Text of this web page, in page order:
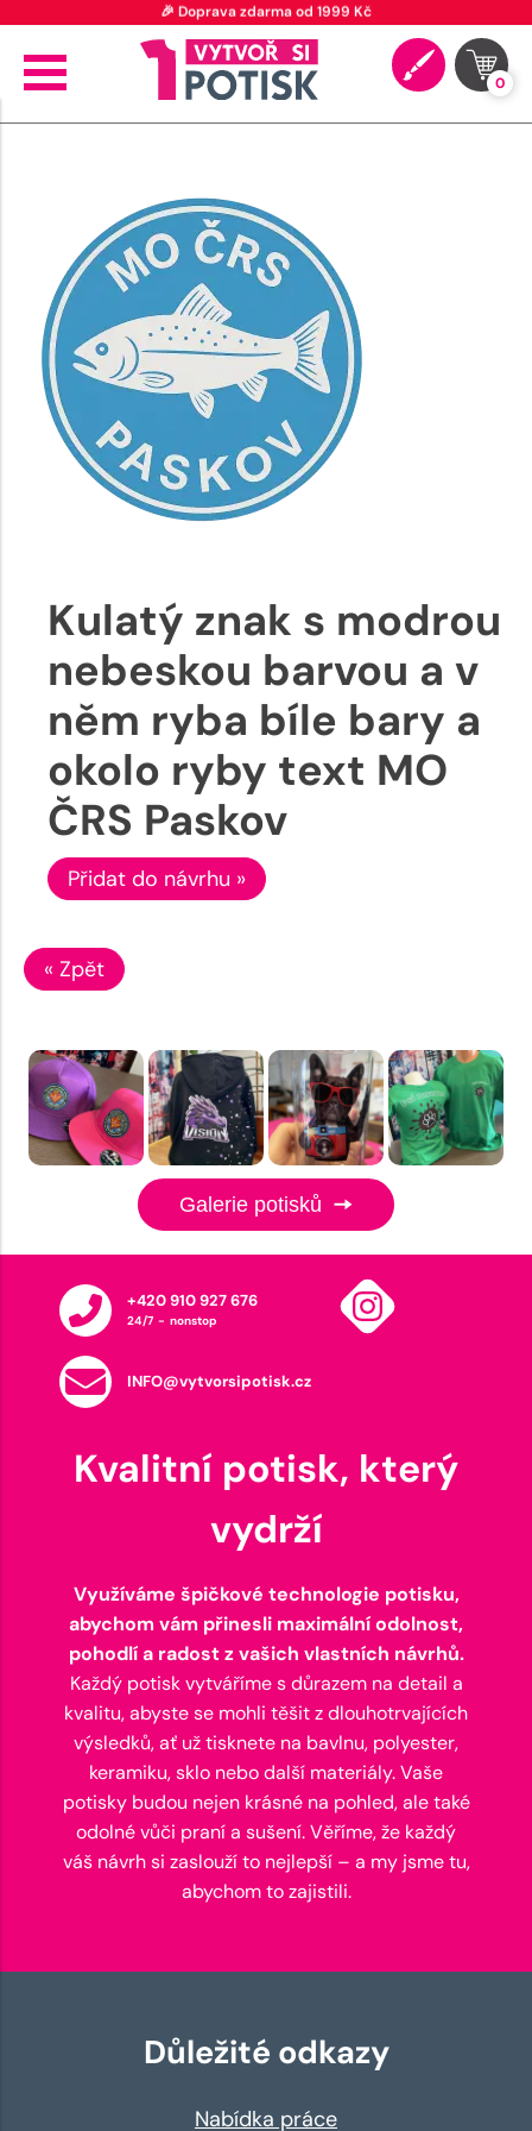
🎉 Doprava zdarma od 1999 Kč
0
Kulatý znak s modrou
nebeskou barvou a v
něm ryba bíle bary a
okolo ryby text MO
ČRS Paskov
Přidat do návrhu »
« Zpět
Galerie potisků
+420 910 927 676
24/7 - nonstop
INFO@vytvorsipotisk.cz
Kvalitní potisk, který
vydrží
Využíváme špičkové technologie potisku,
abychom vám přinesli maximální odolnost,
pohodlí a radost z vašich vlastních návrhů.
Každý potisk vytváříme s důrazem na detail a
kvalitu, abyste se mohli těšit z dlouhotrvajících
výsledků, ať už tisknete na bavlnu, polyester,
keramiku, sklo nebo další materiály. Vaše
potisky budou nejen krásné na pohled, ale také
odolné vůči praní a sušení. Věříme, že každý
váš návrh si zaslouží to nejlepší – a my jsme tu,
abychom to zajistili.
Důležité odkazy
Nabídka práce